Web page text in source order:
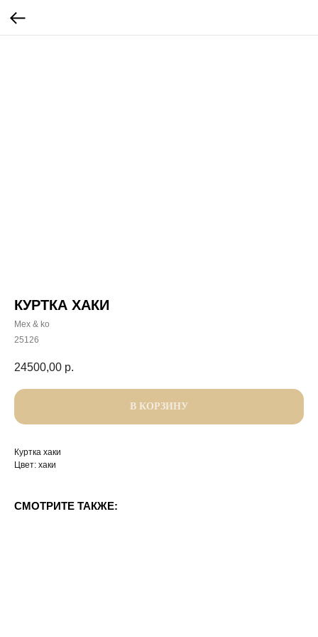
КУРТКА ХАКИ
Mex & ko
25126
24500,00 р.
В КОРЗИНУ
Куртка хаки
Цвет: хаки
СМОТРИТЕ ТАКЖЕ: